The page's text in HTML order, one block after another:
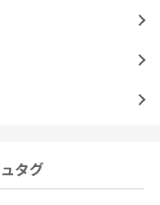
タグ